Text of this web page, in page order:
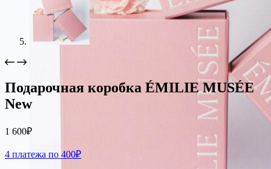
Подарочная коробка ÉMILIE MUSÉE
New
1 600₽
4 платежа по 400₽